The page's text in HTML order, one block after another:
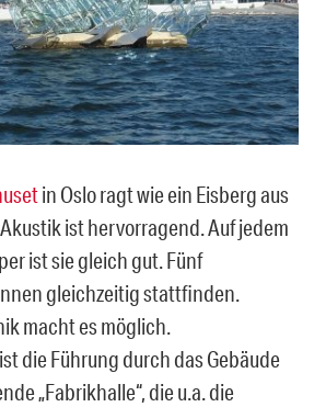
in Oslo ragt wie ein Eisberg aus
ist hervorragend. Auf jedem
ist sie gleich gut. Fünf
gleichzeitig stattfinden.
macht es möglich.
die Führung durch das Gebäude
„Fabrikhalle“, die u.a. die